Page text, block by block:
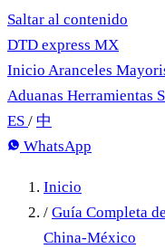
Saltar al contenido
DTD express MX
Inicio Aranceles
Aduanas Herramientas
ES / 中
WhatsApp
Inicio
/ Guía Completa
China-México